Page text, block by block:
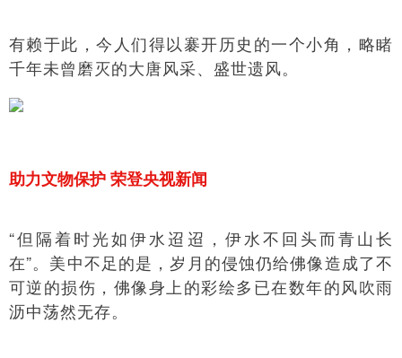
有赖于此，今人们得以褰开历史的一个小角，略睹
千年未曾磨灭的大唐风采、盛世遗风。
助力文物保护 荣登央视新闻
“但隔着时光如伊水迢迢，伊水不回头而青山长
在”。美中不足的是，岁月的侵蚀仍给佛像造成了不
可逆的损伤，佛像身上的彩绘多已在数年的风吹雨
沥中荡然无存。